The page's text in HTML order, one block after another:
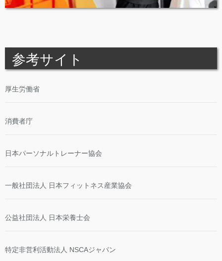
参考サイト
厚生労働省
消費者庁
日本パーソナルトレーナー協会
一般社団法人 日本フィットネス産業協会
公益社団法人 日本栄養士会
特定非営利活動法人 NSCAジャパン